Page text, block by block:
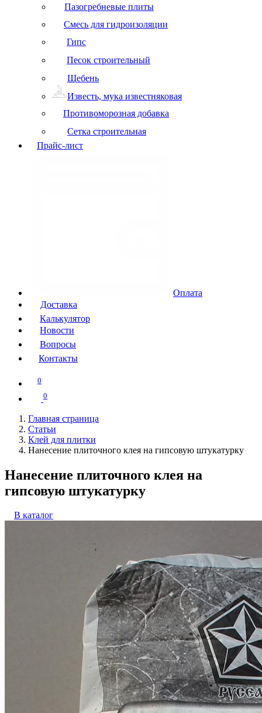
Пазогребневые плиты
Смесь для гидроизоляции
Гипс
Песок строительный
Щебень
Известь, мука известняковая
Противоморозная добавка
Сетка строительная
Прайс-лист
Оплата
Доставка
Калькулятор
Новости
Вопросы
Контакты
0
0
Главная страница
Статьи
Клей для плитки
Нанесение плиточного клея на гипсовую штукатурку
Нанесение плиточного клея на
гипсовую штукатурку
В каталог